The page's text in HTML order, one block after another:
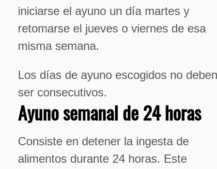
iniciarse el ayuno un día martes y
retomarse el jueves o viernes de esa
misma semana.
Los días de ayuno escogidos no
ser consecutivos.
Ayuno semanal de 24 horas
Consiste en detener la ingesta de
alimentos durante 24 horas. Este